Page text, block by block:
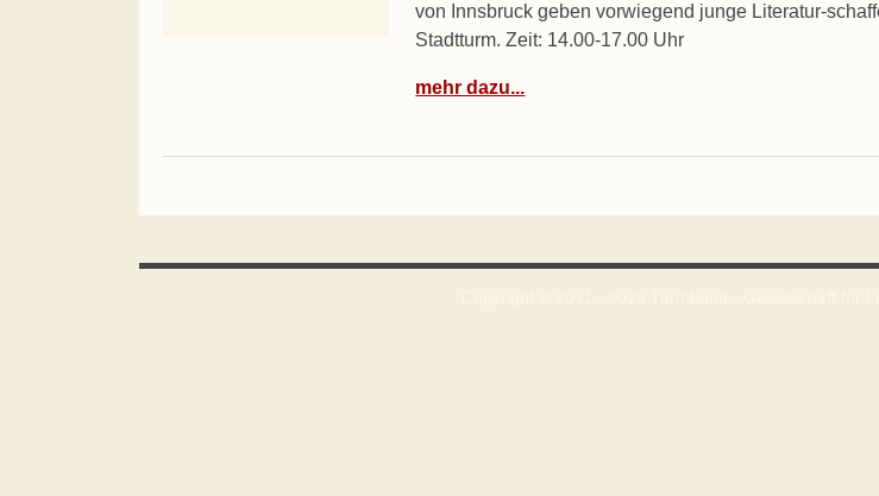
von Innsbruck geben vorwiegend junge Literatur-
Stadtturm. Zeit: 14.00-17.00 Uhr
mehr dazu...